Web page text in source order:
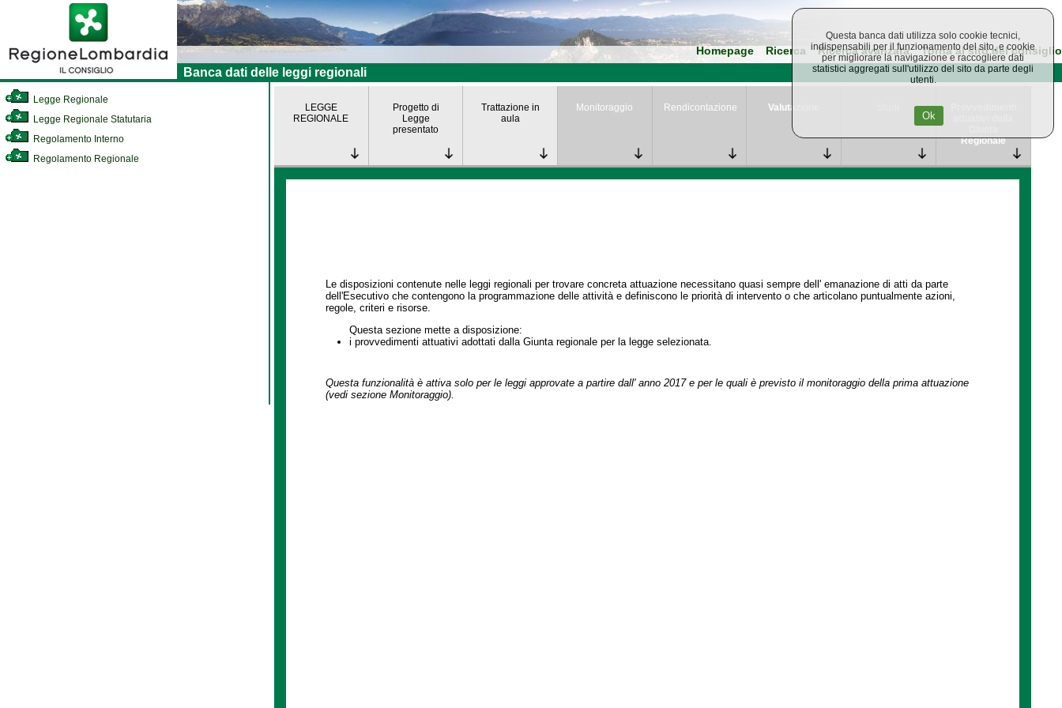
Homepage Ricerca Ricerca avanzata Torna al sito del consiglio
Banca dati delle leggi regionali
Legge Regionale
Legge Regionale Statutaria
Regolamento Interno
Regolamento Regionale
LEGGE
REGIONALE
Progetto di
Legge
presentato
Trattazione in
aula
Monitoraggio Rendicontazione Valutazione
Regionale
Le disposizioni contenute nelle leggi regionali per trovare concreta attuazione necessitano quasi sempre dell' emanazione di atti da parte
dell'Esecutivo che contengono la programmazione delle attività e definiscono le priorità di intervento o che articolano puntualmente azioni,
regole, criteri e risorse.
Questa sezione mette a disposizione:
i provvedimenti attuativi adottati dalla Giunta regionale per la legge selezionata.
Questa funzionalità è attiva solo per le leggi approvate a partire dall' anno 2017 e per le quali è previsto il monitoraggio della prima attuazione
(vedi sezione Monitoraggio).
Questa banca dati utilizza solo cookie tecnici,
indispensabili per il funzionamento del sito, e cookie
per migliorare la navigazione e raccogliere dati
statistici aggregati sull'utilizzo del sito da parte degli
utenti.
Ok